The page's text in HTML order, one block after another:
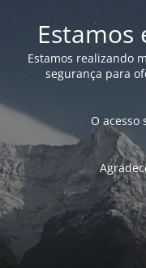
Estamos
Estamos realizando
segurança para
O acesso